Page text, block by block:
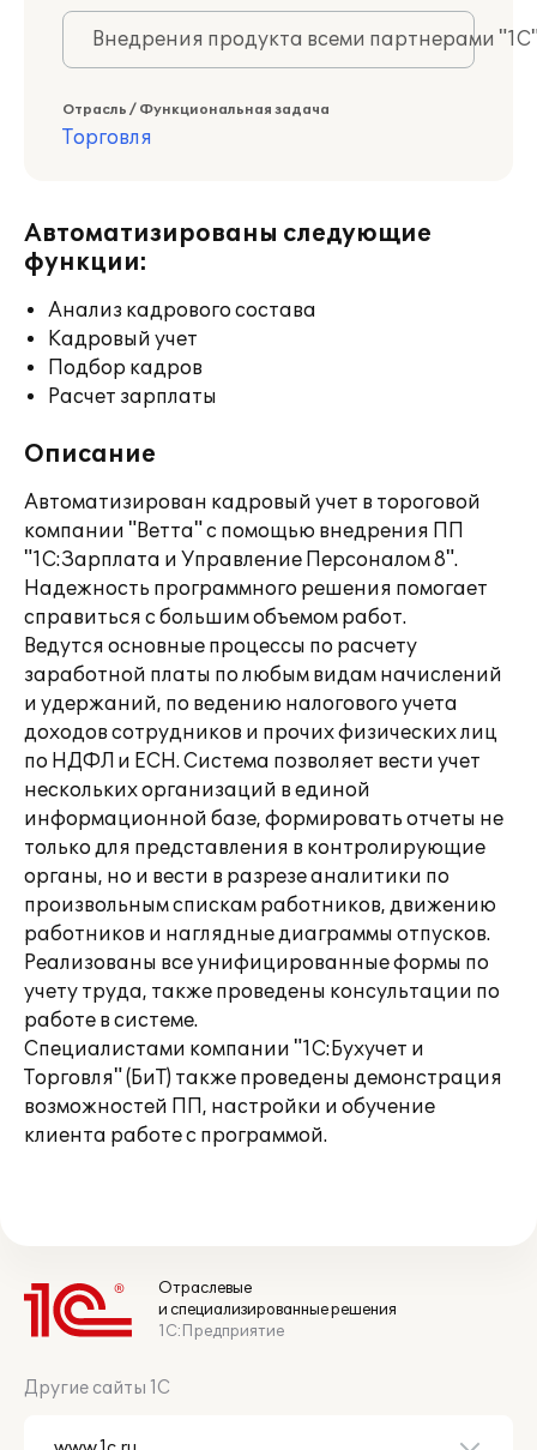
Внедрения продукта всеми партнерами
Отрасль / Функциональная задача
Торговля
Автоматизированы следующие
функции:
Анализ кадрового состава
Кадровый учет
Подбор кадров
Расчет зарплаты
Описание
Автоматизирован кадровый учет в тороговой
компании "Ветта" с помощью внедрения ПП
"1С:Зарплата и Управление Персоналом 8".
Надежность программного решения помогает
справиться с большим объемом работ.
Ведутся основные процессы по расчету
заработной платы по любым видам начислений
и удержаний, по ведению налогового учета
доходов сотрудников и прочих физических лиц
по НДФЛ и ЕСН. Система позволяет вести учет
нескольких организаций в единой
информационной базе, формировать отчеты не
только для представления в контролирующие
органы, но и вести в разрезе аналитики по
произвольным спискам работников, движению
работников и наглядные диаграммы отпусков.
Реализованы все унифицированные формы по
учету труда, также проведены консультации по
работе в системе.
Специалистами компании "1С:Бухучет и
Торговля" (БиТ) также проведены демонстрация
возможностей ПП, настройки и обучение
клиента работе с программой.
Отраслевые
и специализированные решения
1С:Предприятие
Другие сайты 1С